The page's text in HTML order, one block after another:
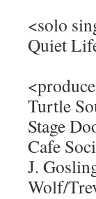
<solo
Quiet
Turtle
Stage
Cafe
J.
Wolf/